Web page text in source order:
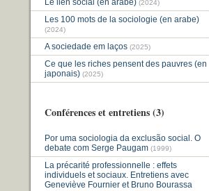
Le lien social (en arabe) (2024)
Les 100 mots de la sociologie (en arabe)
(2024)
A sociedade em laços (2025)
Ce que les riches pensent des pauvres (en
japonais) (2025)
Conférences et entretiens (3)
Por uma sociologia da exclusão social. O
debate com Serge Paugam (1999)
La précarité professionnelle : effets
individuels et sociaux. Entretiens avec
Geneviève Fournier et Bruno Bourassa